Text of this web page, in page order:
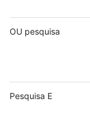
OU pesquisa
Pesquisa E